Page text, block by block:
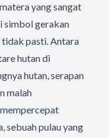
yang sangat
simbol gerakan
pasti. Antara
hutan di
hutan, serapan
malah
sebuah pulau yang